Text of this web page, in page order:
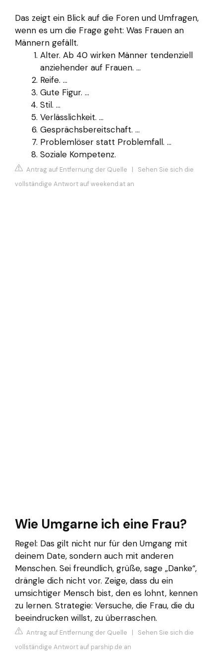
Das zeigt ein Blick auf die Foren und Umfragen,
wenn es um die Frage geht: Was Frauen an
Männern gefällt.
Alter. Ab 40 wirken Männer tendenziell
anziehender auf Frauen. ...
Reife. ...
Gute Figur. ...
Stil. ...
Verlässlichkeit. ...
Gesprächsbereitschaft. ...
Problemlöser statt Problemfall. ...
Soziale Kompetenz.
Antrag auf Entfernung der Quelle | Sehen Sie sich die
vollständige Antwort auf weekend.at an
Wie Umgarne ich eine Frau?
Regel: Das gilt nicht nur für den Umgang mit
deinem Date, sondern auch mit anderen
Menschen. Sei freundlich, grüße, sage „Danke“,
drängle dich nicht vor. Zeige, dass du ein
umsichtiger Mensch bist, den es lohnt, kennen
zu lernen. Strategie: Versuche, die Frau, die du
beeindrucken willst, zu überraschen.
Antrag auf Entfernung der Quelle | Sehen Sie sich die
vollständige Antwort auf parship.de an